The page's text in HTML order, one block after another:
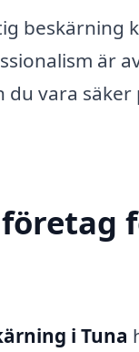
beskärning
är
du vara
i Tuna